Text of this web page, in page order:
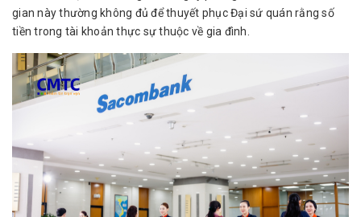
gian này thường không đủ để thuyết phục Đại sứ quán rằng số
tiền trong tài khoản thực sự thuộc về gia đình.